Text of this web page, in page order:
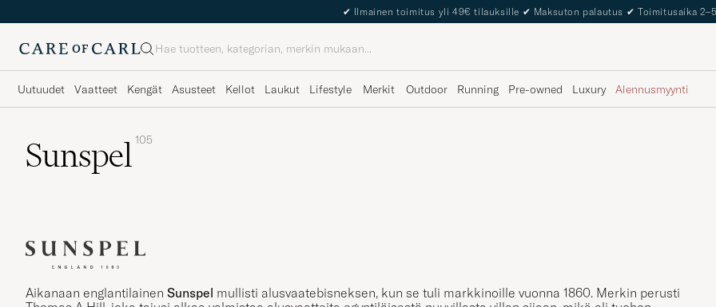
✔ Ilmainen toimitus yli 49€ tilauksille ✔ Maksuton palautus ✔ Toimitusaika
Haku
Uutuudet Vaatteet Kengät Asusteet Kellot Laukut Lifestyle Merkit Outdoor Running Pre-owned Luxury Alennusmyynti
Sunspel 105
Aikanaan englantilainen Sunspel mullisti alusvaatebisneksen, kun se tuli markkinoille vuonna 1860. Merkin perusti